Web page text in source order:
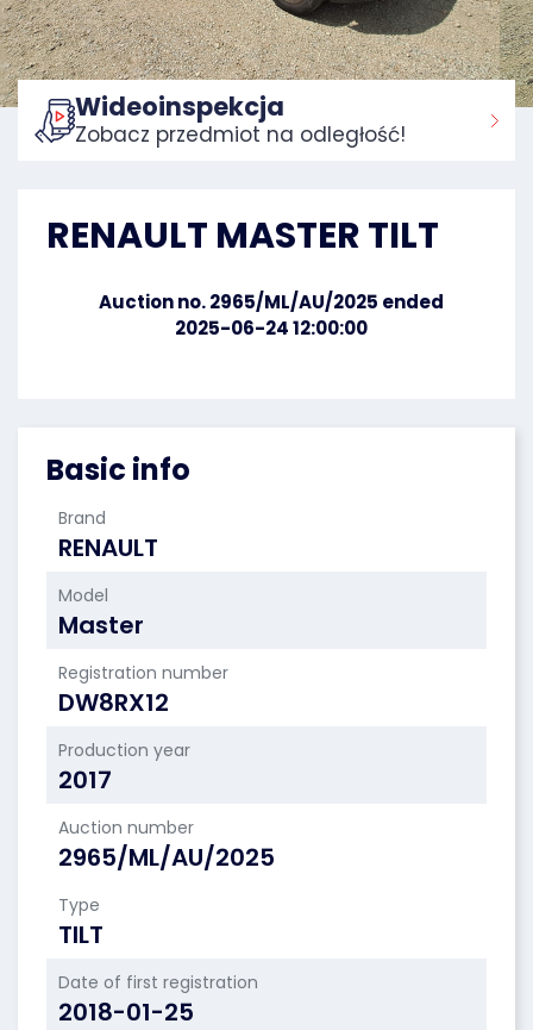
Home:
Basic info
Brand
RENAULT
Model
Master
Registration number
DW8RX12
Production year
2017
Auction number
2965/ML/AU/2025
Type
TILT
Date of first registration
2018-01-25
Wideoinspekcja
Zobacz przedmiot na odległość!
RENAULT MASTER TILT
Auction no. 2965/ML/AU/2025 ended
2025-06-24 12:00:00